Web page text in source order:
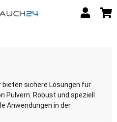
bieten sichere Lösungen für
Pulvern. Robust und speziell
Anwendungen in der
Sie unsere Auswahl für